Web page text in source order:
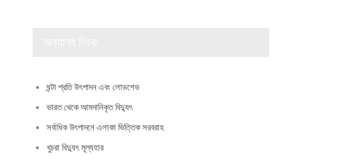
ঘন্টা প্রতি উৎপাদন এবং লোডশেড
ভারত থেকে আমদানিকৃত বিদ্যুৎ
সর্বাধিক উৎপাদনে এলাকা ভিত্তিক সরবরাহ
খুচরা বিদ্যুৎ মূল্যহার